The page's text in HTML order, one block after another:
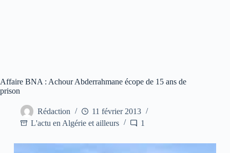
Affaire BNA : Achour Abderrahmane écope de 15 ans de
prison
Rédaction
11 février 2013
L'actu en Algérie et ailleurs
1